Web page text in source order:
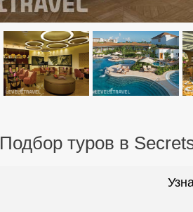
Подбор туров в